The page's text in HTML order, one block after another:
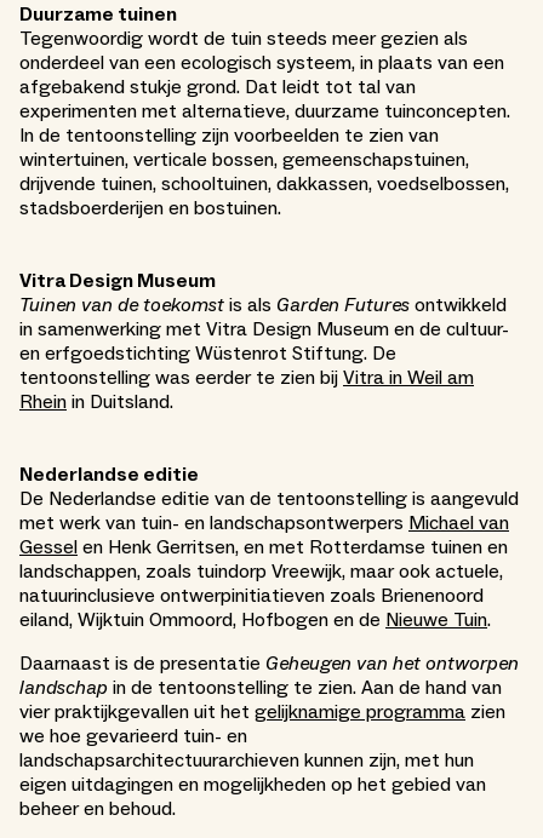
Duurzame tuinen
Tegenwoordig wordt de tuin steeds meer gezien als
onderdeel van een ecologisch systeem, in plaats van een
afgebakend stukje grond. Dat leidt tot tal van
experimenten met alternatieve, duurzame tuinconcepten.
In de tentoonstelling zijn voorbeelden te zien van
wintertuinen, verticale bossen, gemeenschapstuinen,
drijvende tuinen, schooltuinen, dakkassen, voedselbossen,
stadsboerderijen en bostuinen.
Vitra Design Museum
Tuinen van de toekomst is als Garden Futures ontwikkeld
in samenwerking met Vitra Design Museum en de cultuur-
en erfgoedstichting Wüstenrot Stiftung. De
tentoonstelling was eerder te zien bij Vitra in Weil am
Rhein in Duitsland.
Nederlandse editie
De Nederlandse editie van de tentoonstelling is aangevuld
met werk van tuin- en landschapsontwerpers Michael van
Gessel en Henk Gerritsen, en met Rotterdamse tuinen en
landschappen, zoals tuindorp Vreewijk, maar ook actuele,
natuurinclusieve ontwerpinitiatieven zoals Brienenoord
eiland, Wijktuin Ommoord, Hofbogen en de Nieuwe Tuin.
Daarnaast is de presentatie Geheugen van het ontworpen
landschap in de tentoonstelling te zien. Aan de hand van
vier praktijkgevallen uit het gelijknamige programma zien
we hoe gevarieerd tuin- en
landschapsarchitectuurarchieven kunnen zijn, met hun
eigen uitdagingen en mogelijkheden op het gebied van
beheer en behoud.